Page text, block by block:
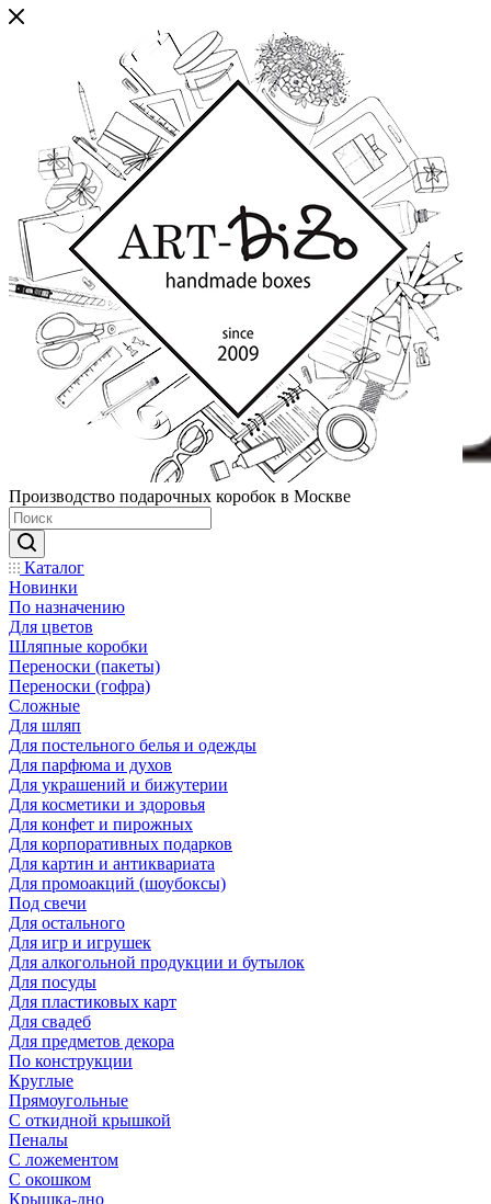
Производство подарочных коробок в Москве
Каталог
Новинки
По назначению
Для цветов
Шляпные коробки
Переноски (пакеты)
Переноски (гофра)
Сложные
Для шляп
Для постельного белья и одежды
Для парфюма и духов
Для украшений и бижутерии
Для косметики и здоровья
Для конфет и пирожных
Для корпоративных подарков
Для картин и антиквариата
Для промоакций (шоубоксы)
Под свечи
Для остального
Для игр и игрушек
Для алкогольной продукции и бутылок
Для посуды
Для пластиковых карт
Для свадеб
Для предметов декора
По конструкции
Круглые
Прямоугольные
С откидной крышкой
Пеналы
С ложементом
С окошком
Крышка-дно